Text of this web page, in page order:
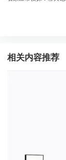
相关内容推荐